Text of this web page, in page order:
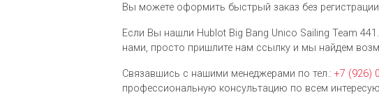
Вы можете оформить быстрый заказ без регистрации
Если Вы нашли Hublot Big Bang Unico Sailing Team
нами, просто пришлите нам ссылку и мы найдем
Связавшись с нашими менеджерами по тел.: +7 (926)
профессиональную консультацию по всем